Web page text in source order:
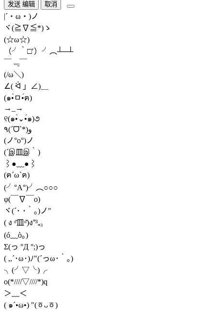
发送 编辑 取消
|´・ω・)ノ
ヾ(≧∇≦*)ゝ
(☆ω☆)
（╯‵□′）╯︵┴─┴
￣﹃￣
(/ω＼)
∠( ᐛ 」∠)＿
(๑•̀ㅁ•́ฅ)
→_→
୧(๑•̀⌄•́๑)૭
٩(ˊᗜˋ*)و
(ノ°ο°)ノ
(´இ皿இ｀)
⌇●﹏●⌇
(ฅ´ω`ฅ)
(╯°A°)╯︵○○○
φ(￣∇￣o)
ヾ(´･ ･｀｡)ノ"
( ง ᵒ̌皿ᵒ̌)ง⁼³₌₃
(ó﹏ò｡)
Σ(っ °Д °;)っ
( ,,´･ω･)ﾉ"(´っω･｀｡)
╮(╯▽╰)╭
o(*////▽////*)q
＞﹏＜
( ๑´•ω•) "(ㆆᴗㆆ)